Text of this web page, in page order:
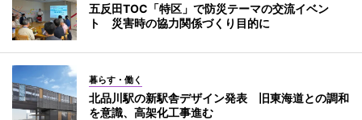
五反田TOC「特区」で防災テーマの交流イベン
ト 災害時の協力関係づくり目的に
暮らす・働く
北品川駅の新駅舎デザイン発表 旧東海道との調和
を意識、高架化工事進む